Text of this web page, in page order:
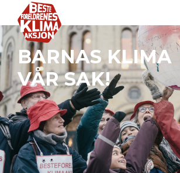
BARNAS KLIMA
VÅR SAK!